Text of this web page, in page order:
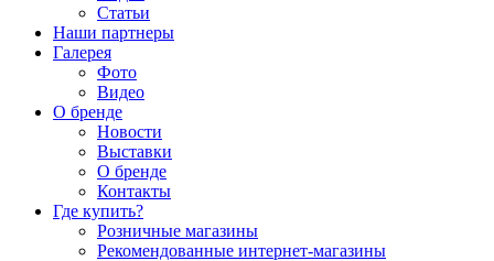
Статьи
Наши партнеры
Галерея
Фото
Видео
О бренде
Новости
Выставки
О бренде
Контакты
Где купить?
Розничные магазины
Рекомендованные интернет-магазины